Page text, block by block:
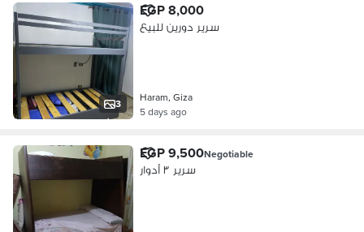
3
EGP 8,000
سرير دورين للبيع
Haram, Giza
5 days ago
EGP 9,500Negotiable
سرير ٣ أدوار